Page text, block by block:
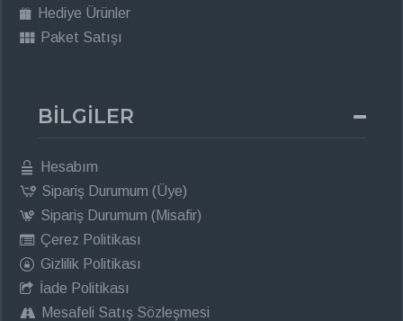
Hediye Ürünler
Paket Satışı
BİLGİLER
Hesabım
Sipariş Durumum (Üye)
Sipariş Durumum (Misafir)
Çerez Politikası
Gizlilik Politikası
İade Politikası
Mesafeli Satış Sözleşmesi